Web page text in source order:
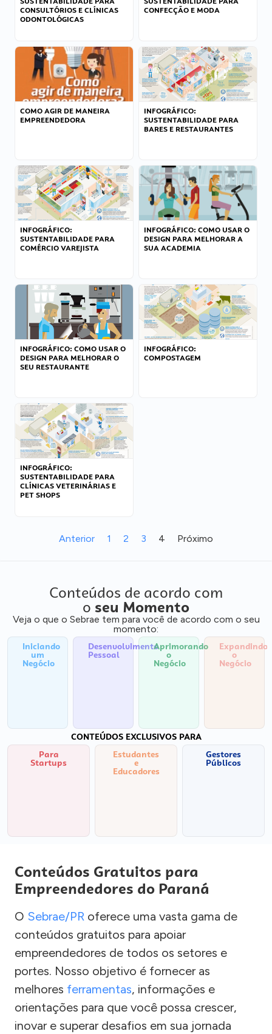
CONSULTÓRIOS E CLÍNICAS
ODONTOLÓGICAS
CONFECÇÃO E MODA
COMO AGIR DE MANEIRA
EMPREENDEDORA
INFOGRÁFICO:
SUSTENTABILIDADE PARA
BARES E RESTAURANTES
INFOGRÁFICO:
SUSTENTABILIDADE PARA
COMÉRCIO VAREJISTA
INFOGRÁFICO: COMO USAR O
DESIGN PARA MELHORAR A
SUA ACADEMIA
INFOGRÁFICO: COMO USAR O
DESIGN PARA MELHORAR O
SEU RESTAURANTE
INFOGRÁFICO:
COMPOSTAGEM
INFOGRÁFICO:
SUSTENTABILIDADE PARA
CLÍNICAS VETERINÁRIAS E
PET SHOPS
Anterior 1 2 3 4 Próximo
Conteúdos de acordo com
o seu Momento
Veja o que o Sebrae tem para você de acordo com o seu
momento:
Iniciando
um
Negócio
Desenvolvimento
Pessoal
Aprimorando
o
Negócio
Expandindo
o
Negócio
CONTEÚDOS EXCLUSIVOS PARA
Para
Startups
Estudantes
e
Educadores
Gestores
Públicos
Conteúdos Gratuitos para
Empreendedores do Paraná
O Sebrae/PR oferece uma vasta gama de
conteúdos gratuitos para apoiar
empreendedores de todos os setores e
portes. Nosso objetivo é fornecer as
melhores ferramentas, informações e
orientações para que você possa crescer,
inovar e superar desafios em sua jornada